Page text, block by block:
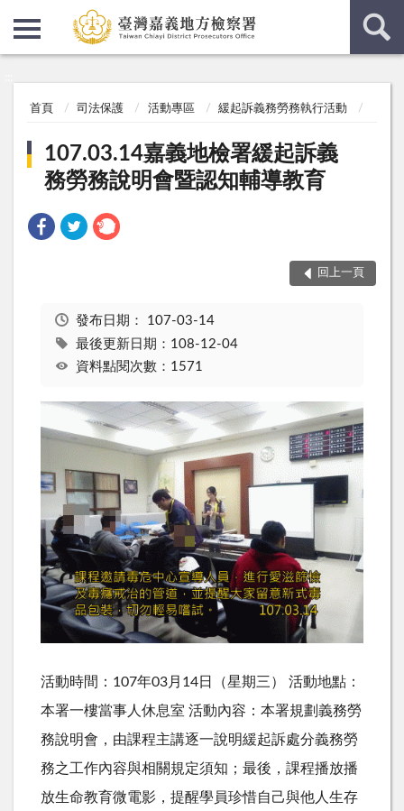
首頁 司法保護 活動專區 緩起訴義務勞務執行活動
107.03.14嘉義地檢署緩起訴義
務勞務說明會暨認知輔導教育
回上一頁
發布日期： 107-03-14
最後更新日期：108-12-04
資料點閱次數：1571
活動時間：107年03月14日（星期三） 活動地點：
本署一樓當事人休息室 活動內容：本署規劃義務勞
務說明會，由課程主講逐一說明緩起訴處分義務勞
務之工作內容與相關規定須知；最後，課程播放播
放生命教育微電影，提醒學員珍惜自己與他人生存